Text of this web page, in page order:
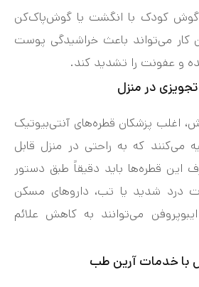
گوش کودک با انگشت یا گوش‌پاک‌کن
کار می‌تواند باعث خراشیدگی پوست
و عفونت را تشدید کند.
در منزل
اغلب پزشکان قطره‌های آنتی‌بیوتیک
می‌کنند که به راحتی در منزل قابل
این قطره‌ها باید دقیقاً طبق دستور
درد شدید یا تب، داروهای مسکن
ایبوپروفن می‌توانند به کاهش علائم
با خدمات آرین طب